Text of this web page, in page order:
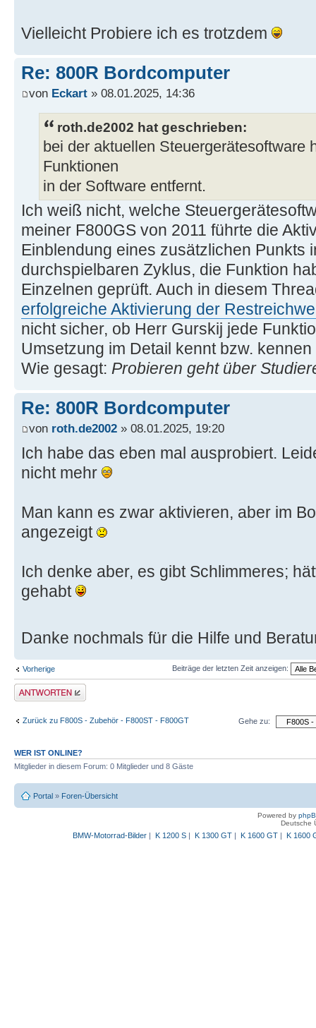
Vielleicht Probiere ich es trotzdem
Re: 800R Bordcomputer
von Eckart » 08.01.2025, 14:36
roth.de2002 hat geschrieben:
bei der aktuellen Steuergerätesoftware
Funktionen
in der Software entfernt.
Ich weiß nicht, welche
meiner F800GS von 2011 führte die
Einblendung eines zusätzlichen Punkts
durchspielbaren Zyklus, die Funktion
Einzelnen geprüft. Auch in diesem
erfolgreiche Aktivierung der
nicht sicher, ob Herr Gurskij jede
Umsetzung im Detail kennt bzw.
Wie gesagt: Probieren geht über
Re: 800R Bordcomputer
von roth.de2002 » 08.01.2025, 19:20
Ich habe das eben mal ausprobiert.
nicht mehr
Man kann es zwar aktivieren, aber im
angezeigt
Ich denke aber, es gibt Schlimmeres;
gehabt
Danke nochmals für die Hilfe und
Vorherige Beiträge der letzten Zeit anzeigen:
Antwort schreiben
Zurück zu F800S - Zubehör - F800ST - F800GT Gehe zu:
WER IST ONLINE?
Mitglieder in diesem Forum: 0 Mitglieder und 8 Gäste
Portal » Foren-Übersicht
Powered by
Deutsche
BMW-Motorrad-Bilder| K 1200 S| K 1300 GT| K 1600 GT| K 1600